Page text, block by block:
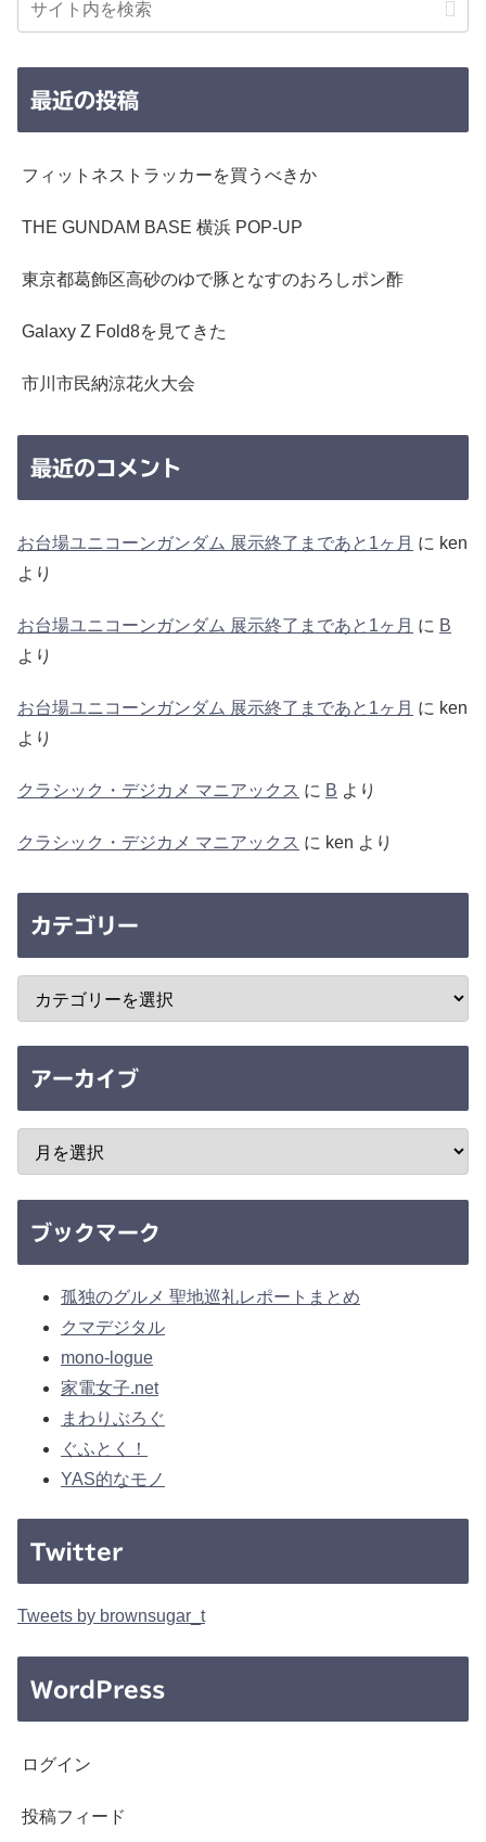
最近の投稿
フィットネストラッカーを買うべきか
THE GUNDAM BASE 横浜 POP-UP
東京都葛飾区高砂のゆで豚となすのおろしポン酢
Galaxy Z Fold8を見てきた
市川市民納涼花火大会
最近のコメント
お台場ユニコーンガンダム 展示終了まであと1ヶ月 に ken
より
お台場ユニコーンガンダム 展示終了まであと1ヶ月 に B
より
お台場ユニコーンガンダム 展示終了まであと1ヶ月 に ken
より
クラシック・デジカメ マニアックス に B より
クラシック・デジカメ マニアックス に ken より
カテゴリー
アーカイブ
ブックマーク
孤独のグルメ 聖地巡礼レポートまとめ
クマデジタル
mono-logue
家電女子.net
まわりぶろぐ
ぐふとく！
YAS的なモノ
Twitter
Tweets by brownsugar_t
WordPress
ログイン
投稿フィード